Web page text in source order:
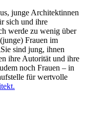
junge Architektinnen
sich und ihre
werde zu wenig über
Frauen im
sind jung, ihnen
ihre Autorität und ihre
noch Frauen – in
für wertvolle